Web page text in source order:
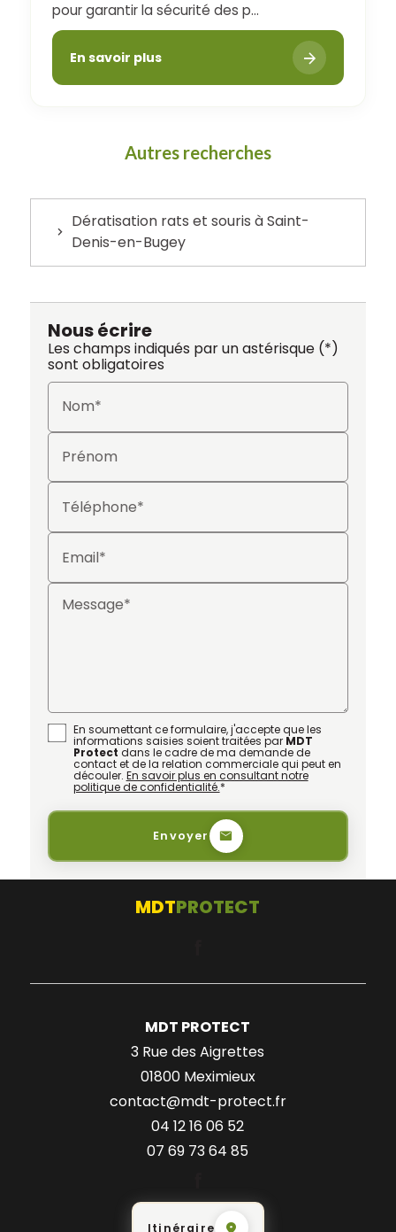
pour garantir la sécurité des p...
En savoir plus
Autres recherches
Dératisation rats et souris à Saint-
Denis-en-Bugey
Nous écrire
Les champs indiqués par un astérisque (*)
sont obligatoires
Nom*
Prénom
Téléphone*
Email*
Message*
En soumettant ce formulaire, j'accepte que les
informations saisies soient traitées par MDT
Protect dans le cadre de ma demande de
contact et de la relation commerciale qui peut en
découler. En savoir plus en consultant notre
politique de confidentialité.*
Envoyer
MDTPROTECT
MDT PROTECT
3 Rue des Aigrettes
01800 Meximieux
contact@mdt-protect.fr
04 12 16 06 52
07 69 73 64 85
Itinéraire